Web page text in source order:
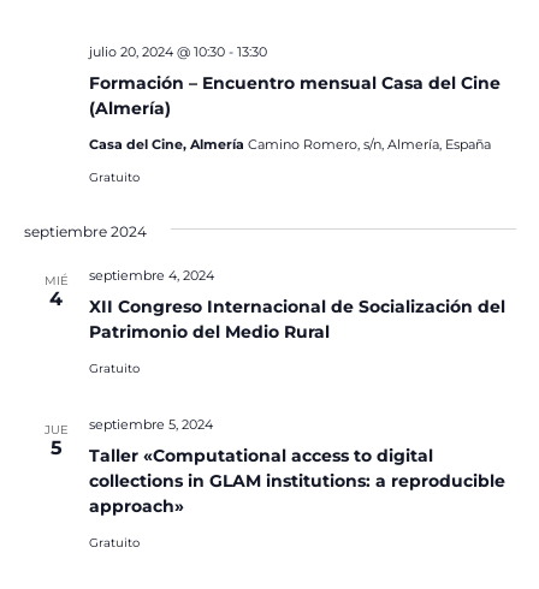
Formación – Encuentro mensual Casa del Cine
(Almería)
julio 20, 2024 @ 10:30- 13:30
Casa del Cine, Almería Camino Romero, s/n, Almería, España
Gratuito
septiembre 2024
MIÉ
4
XII Congreso Internacional de Socialización del
Patrimonio del Medio Rural
septiembre 4, 2024
Gratuito
JUE
5
Taller «Computational access to digital
collections in GLAM institutions: a reproducible
approach»
septiembre 5, 2024
Gratuito